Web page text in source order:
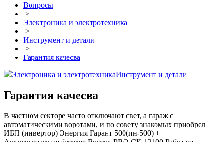
Вопросы
>
Электроника и электротехника
>
Инструмент и детали
>
Гарантия качесва
Электроника и электротехникаИнструмент и детали
Гарантия качесва
В частном секторе часто отключают свет, а гараж с
автоматическими воротами, и по совету знакомых приобрел
ИБП (инвертор) Энергия Гарант 500(пн-500) +